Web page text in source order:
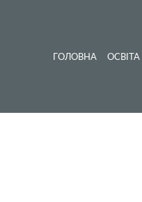
ГОЛОВНА ОСВІТА